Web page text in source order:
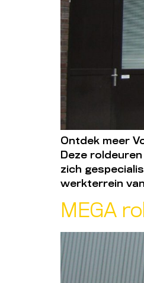
Ontdek meer
Deze
zich
werkterrein
MEGA